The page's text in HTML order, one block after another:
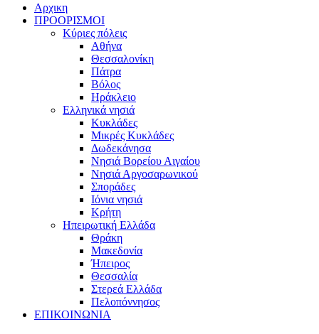
Αρχικη
ΠΡΟΟΡΙΣΜΟΙ
Κύριες πόλεις
Αθήνα
Θεσσαλονίκη
Πάτρα
Βόλος
Ηράκλειο
Ελληνικά νησιά
Κυκλάδες
Μικρές Κυκλάδες
Δωδεκάνησα
Νησιά Βορείου Αιγαίου
Νησιά Αργοσαρωνικού
Σποράδες
Ιόνια νησιά
Κρήτη
Ηπειρωτική Ελλάδα
Θράκη
Μακεδονία
Ήπειρος
Θεσσαλία
Στερεά Ελλάδα
Πελοπόννησος
ΕΠΙΚΟΙΝΩΝΙΑ